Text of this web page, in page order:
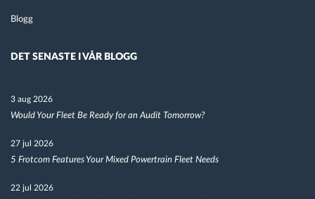
Blogg
DET SENASTE I VÅR BLOGG
3 aug 2026
Would Your Fleet Be Ready for an Audit Tomorrow?
27 jul 2026
5 Frotcom Features Your Mixed Powertrain Fleet Needs
22 jul 2026